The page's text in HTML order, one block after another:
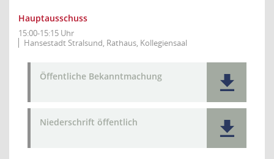
Hauptausschuss
15:00-15:15 Uhr
Hansestadt Stralsund, Rathaus, Kollegiensaal
Öffentliche Bekanntmachung
Niederschrift öffentlich